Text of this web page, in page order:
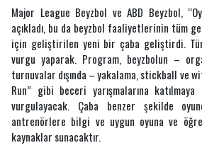
2021-
2022
Ulusal
Etkinlik
Major League Beyzbol ve ABD Beyzbol,
açıkladı, bu da beyzbol faaliyetlerinin tüm
için geliştirilen yeni bir çaba geliştirdi.
vurgu yaparak. Program, beyzbolun –
turnuvalar dışında – yakalama, stickball ve
Run” gibi beceri yarışmalarına
vurgulayacak. Çaba benzer şekilde
antrenörlere bilgi ve uygun oyuna ve
kaynaklar sunacaktır.